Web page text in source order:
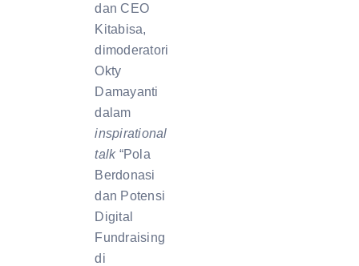
dan CEO
Kitabisa,
dimoderatori
Okty
Damayanti
dalam
inspirational
talk“Pola
Berdonasi
dan Potensi
Digital
Fundraising
di